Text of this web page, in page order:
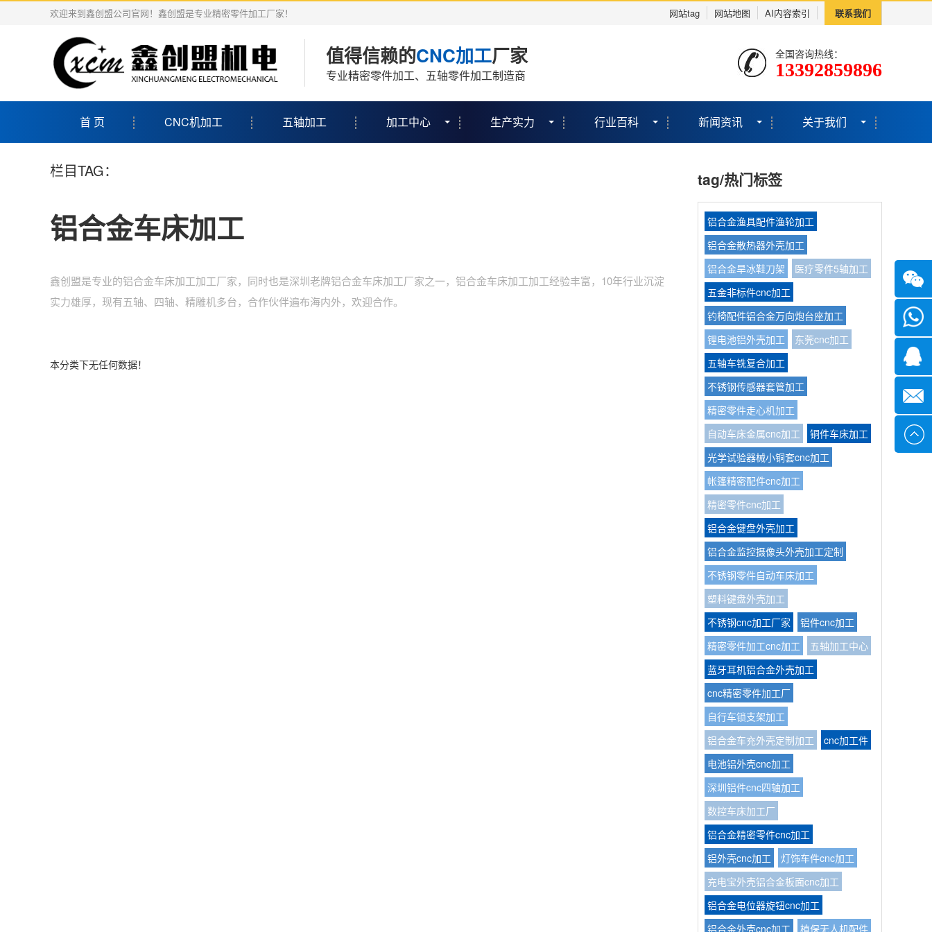
欢迎来到鑫创盟公司官网！鑫创盟是专业精密零件加工厂家！ 网站tag 网站地图 AI内容索引 联系我们
值得信赖的CNC加工厂家
专业精密零件加工、五轴零件加工制造商
全国咨询热线：
13392859896
首 页 CNC机加工 五轴加工 加工中心 生产实力 行业百科 新闻资讯 关于我们
栏目TAG：
铝合金车床加工
鑫创盟是专业的铝合金车床加工加工厂家，同时也是深圳老牌铝合金车床加工厂家之一，铝合金车床加工加工经验丰富，10年行业沉淀
实力雄厚，现有五轴、四轴、精雕机多台，合作伙伴遍布海内外，欢迎合作。
本分类下无任何数据！
tag/热门标签
铝合金渔具配件渔轮加工
铝合金散热器外壳加工
铝合金旱冰鞋刀架
医疗零件5轴加工
五金非标件cnc加工
钓椅配件铝合金万向炮台座加工
锂电池铝外壳加工
东莞cnc加工
五轴车铣复合加工
不锈钢传感器套管加工
精密零件走心机加工
自动车床金属cnc加工
铜件车床加工
光学试验器械小铜套cnc加工
帐篷精密配件cnc加工
精密零件cnc加工
铝合金键盘外壳加工
铝合金监控摄像头外壳加工定制
不锈钢零件自动车床加工
塑料键盘外壳加工
不锈钢cnc加工厂家
铝件cnc加工
精密零件加工cnc加工
五轴加工中心
蓝牙耳机铝合金外壳加工
cnc精密零件加工厂
自行车锁支架加工
铝合金车充外壳定制加工
cnc加工件
电池铝外壳cnc加工
深圳铝件cnc四轴加工
数控车床加工厂
铝合金精密零件cnc加工
铝外壳cnc加工
灯饰车件cnc加工
充电宝外壳铝合金板面cnc加工
铝合金电位器旋钮cnc加工
铝合金外壳cnc加工
植保无人机配件
微信